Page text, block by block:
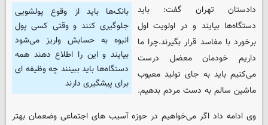
بانک‌ها باید از وقوع پولشویی
جلوگیری کنند و وقتی کسی پول
انبوه به حسابش واریز می‌شود
بیایند و این را اطلاع دهند همه
دستگاه‌ها باید ببینند چه وظیفه ای
برای پیشگیری دارند
دادستان تهران گفت: باید
دستگاه‌ها بیایند و در اولویت اول
برخورد با مفاسد قرار بگیرند.چرا ما
داریم خودمان معضل درست
می‌کنیم باید به جای تولید معیوب
ماشین سالم به دست مردم بدهیم.
وی ادامه داد اگر می‌خواهیم در حوزه آسیب های اجتماعی وضعمان بهتر